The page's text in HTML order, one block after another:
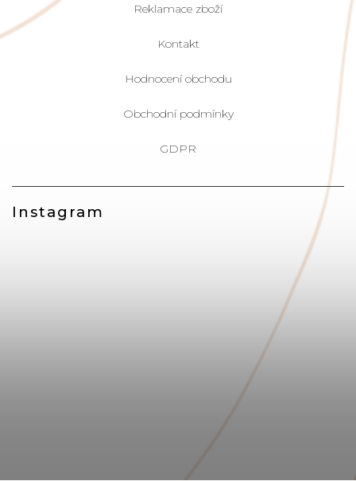
Instagram
Reklamace zboží
Kontakt
Hodnocení obchodu
Obchodní podmínky
GDPR